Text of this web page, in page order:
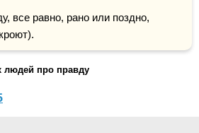
все равно, рано или поздно,
людей про правду